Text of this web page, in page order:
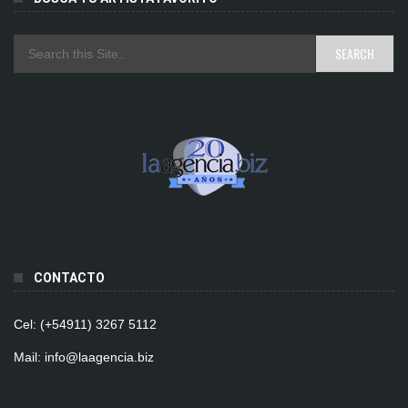
CONTACTO
Cel: (+54911) 3267 5112
Mail: info@laagencia.biz